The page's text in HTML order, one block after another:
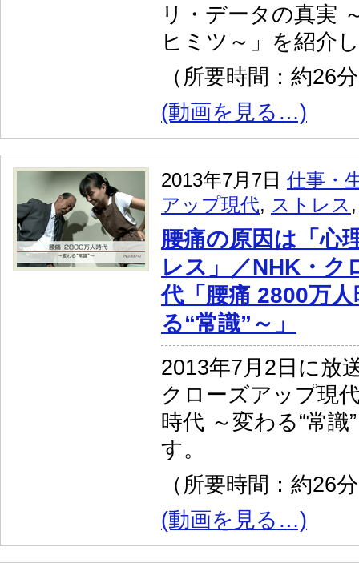
リ・データの真実
ヒミツ～」を紹介
（所要時間：約26
(動画を見る…)
2013年7月7日 仕事・
アップ現代, ストレス
腰痛の原因は「心
レス」／NHK・ク
代「腰痛 2800万
る“常識”～」
2013年7月2日に放
クローズアップ現
時代 ～変わる“常識
す。
（所要時間：約26
(動画を見る…)